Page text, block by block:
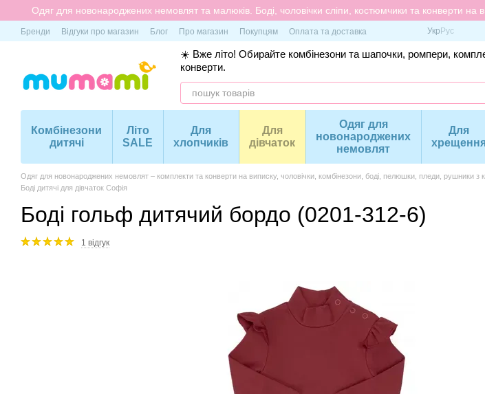
Перейти до основного контенту
Одяг для новонароджених немовлят та малюків. Боді, чоловічки сліпи, костюмчики та конверти на
Бренди Відгуки про магазин Блог Про магазин Покупцям Оплата та доставка Укр Рус
☀️ Вже літо! Обирайте комбінезони та шапочки, ромпери,
конверти.
Комбінезони
дитячі
Літо
SALE
Для
хлопчиків
Для
дівчаток
Одяг для
новонароджених
немовлят
Для
Одяг для новонароджених немовлят – комплекти та конверти на виписку, чоловічки, комбінезони, боді, пелюшки, пледи, рушники з
Боді дитячі для дівчаток Софія
Боді гольф дитячий бордо (0201-312-6)
1 відгук